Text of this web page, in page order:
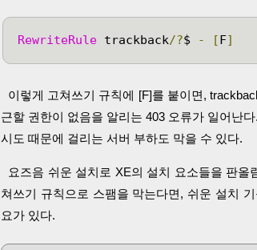
RewriteRule trackback/?$ - [F]
이렇게 고쳐쓰기 규칙에 [F]를 붙이면,
근할 권한이 없음을 알리는 403 오류가 일어난
시도 때문에 걸리는 서버 부하도 막을 수 있다.
요즈음 쉬운 설치로 XE의 설치 요소들을 판
쳐쓰기 규칙으로 스팸을 막는다면, 쉬운 설치
요가 있다.